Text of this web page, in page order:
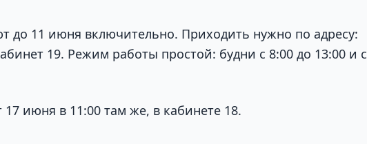
до 11 июня включительно. Приходить нужно по адресу:
19. Режим работы простой: будни с 8:00 до 13:00 и с
июня в 11:00 там же, в кабинете 18.